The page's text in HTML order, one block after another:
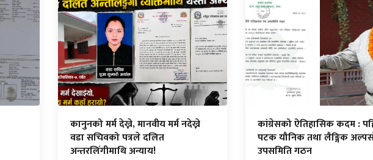
कानुनको मर्म देख्ने, मानवीय मर्म नदेख्ने
वडा सचिवको पत्रले दलित
अन्तरलिंगीमाथि अन्याय!
कांग्रेसको ऐतिहासिक कदम :
पटक यौनिक तथा लैङ्गिक
उपसमिति गठन